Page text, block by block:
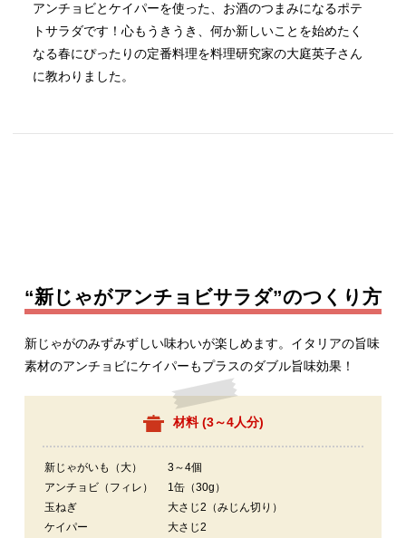
アンチョビとケイパーを使った、お酒のつまみになるポテ
トサラダです！心もうきうき、何か新しいことを始めたく
なる春にぴったりの定番料理を料理研究家の大庭英子さん
に教わりました。
“新じゃがアンチョビサラダ”のつくり方
新じゃがのみずみずしい味わいが楽しめます。イタリアの旨味
素材のアンチョビにケイパーもプラスのダブル旨味効果！
材料 (3～4人分)
新じゃがいも（大）
3～4個
アンチョビ（フィレ）
1缶（30g）
玉ねぎ
大さじ2（みじん切り）
ケイパー
大さじ2